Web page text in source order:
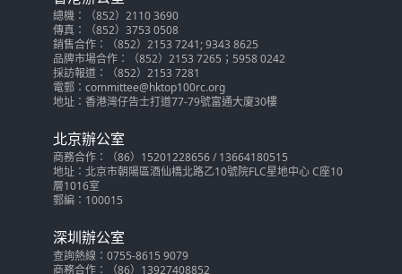
總機：（852）2110 3690
傳真：（852）3753 0508
銷售合作：（852）2153 7241; 9343 8625
品牌市場合作：（852）2153 7265；5958 0242
採訪報道：（852）2153 7281
電郵：committee@hktop100rc.org
地址：香港灣仔告士打道77-79號富通大廈30樓
北京辦公室
商務合作：（86）15201228656 / 13664180515
地址：北京市朝陽區酒仙橋北路乙10號院FLC星地中心 C座10
層1016室
郵編：100015
深圳辦公室
查詢熱線：0755-8615 9079
商務合作：（86）13927408852